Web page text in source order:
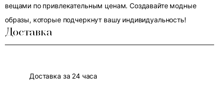
вещами по привлекательным ценам. Создавайте модные
образы, которые подчеркнут вашу индивидуальность!
Доставка
Доставка за 24 часа